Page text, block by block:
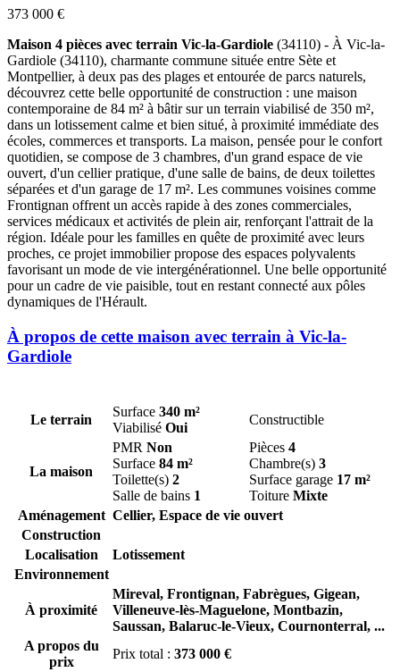
373 000 €
Maison 4 pièces avec terrain Vic-la-Gardiole (34110) - À Vic-la-
Gardiole (34110), charmante commune située entre Sète et
Montpellier, à deux pas des plages et entourée de parcs naturels,
découvrez cette belle opportunité de construction : une maison
contemporaine de 84 m² à bâtir sur un terrain viabilisé de 350 m²,
dans un lotissement calme et bien situé, à proximité immédiate des
écoles, commerces et transports. La maison, pensée pour le confort
quotidien, se compose de 3 chambres, d'un grand espace de vie
ouvert, d'un cellier pratique, d'une salle de bains, de deux toilettes
séparées et d'un garage de 17 m². Les communes voisines comme
Frontignan offrent un accès rapide à des zones commerciales,
services médicaux et activités de plein air, renforçant l'attrait de la
région. Idéale pour les familles en quête de proximité avec leurs
proches, ce projet immobilier propose des espaces polyvalents
favorisant un mode de vie intergénérationnel. Une belle opportunité
pour un cadre de vie paisible, tout en restant connecté aux pôles
dynamiques de l'Hérault.
À propos de cette maison avec terrain à Vic-la-
Gardiole
Le terrain
Surface 340 m²
Viabilisé Oui
Constructible
La maison
PMR Non
Surface 84 m²
Toilette(s) 2
Salle de bains 1
Pièces 4
Chambre(s) 3
Surface garage 17 m²
Toiture Mixte
Aménagement Cellier, Espace de vie ouvert
Construction
Localisation
Lotissement
Environnement
À proximité
Mireval, Frontignan, Fabrègues, Gigean,
Villeneuve-lès-Maguelone, Montbazin,
Saussan, Balaruc-le-Vieux, Cournonterral, ...
A propos du
prix
Prix total : 373 000 €